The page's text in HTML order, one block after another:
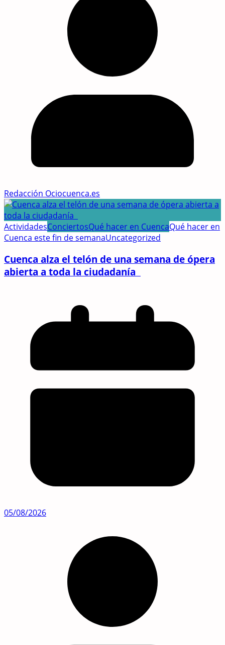
Redacción Ociocuenca.es
ActividadesConciertosQué hacer en CuencaQué hacer en
Cuenca este fin de semanaUncategorized
Cuenca alza el telón de una semana de ópera
abierta a toda la ciudadanía
05/08/2026